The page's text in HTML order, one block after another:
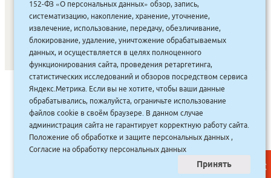
СОНУННАР|КОМПАНИЯ ТУҺУНАН| МАҔАҺЫЫННАР
АКЦИЯЛАР|ДИСКОНТНАЙ СИСТЕМА|ЮРИДИЧЕСКАЙ
САЙТ СОЗДАН:ООО "ЭЙФОС". ИНФОРМАЦИОННЫЕ
ТЕХНОЛОГИИ
152-ФЗ «О персональных данных» обзор, запись,
систематизацию, накопление, хранение, уточнение,
извлечение, использование, передачу, обезличивание,
блокирование, удаление, уничтожение обрабатываемых
данных, и осуществляется в целях полноценного
функционирования сайта, проведения ретаргетинга,
статистических исследований и обзоров посредством сервиса
Яндекс.Метрика. Если вы не хотите, чтобы ваши данные
обрабатывались, пожалуйста, ограничьте использование
файлов cookie в своём браузере. В данном случае
администрация сайта не гарантирует корректную работу сайта.
Положение об обработке и защите персональных данных ,
Согласие на обработку персональных данных
Принять